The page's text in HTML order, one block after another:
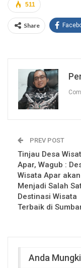
511
Share
PREV POST
Tinjau Desa
Apar, Wagub :
Wisata Apar akan
Menjadi Salah
Destinasi Wisata
Terbaik di
Anda